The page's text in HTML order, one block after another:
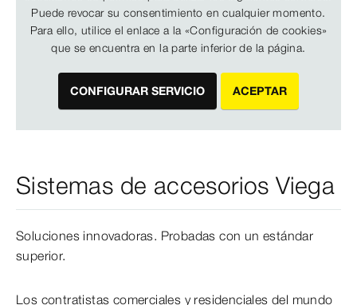
Puede revocar su consentimiento en cualquier momento.
Para ello, utilice el enlace a la «Configuración de cookies»
que se encuentra en la parte inferior de la página.
CONFIGURAR SERVICIO ACEPTAR
Sistemas de accesorios Viega
Soluciones innovadoras. Probadas con un estándar
superior.
Los contratistas comerciales y residenciales del mundo